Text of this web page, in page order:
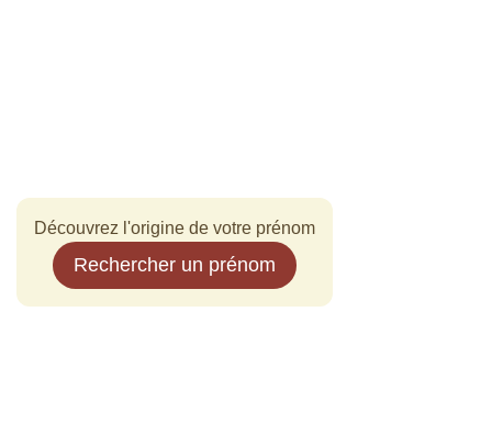
Découvrez l'origine de votre prénom
Rechercher un prénom